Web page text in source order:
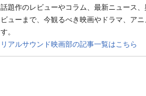
話題作のレビューやコラム、最新ニュース
ビューまで、今観るべき映画やドラマ、ア
す。
リアルサウンド映画部の記事一覧はこちら